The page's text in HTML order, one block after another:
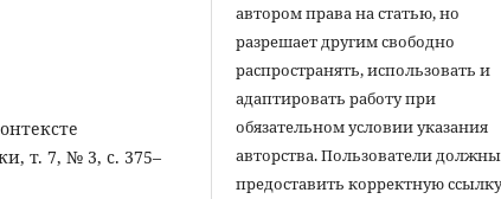
т. 7, № 3, с. 375–
автором права на статью, но
разрешает другим свободно
распространять, использовать и
адаптировать работу при
обязательном условии указания
авторства. Пользователи должны
предоставить корректную